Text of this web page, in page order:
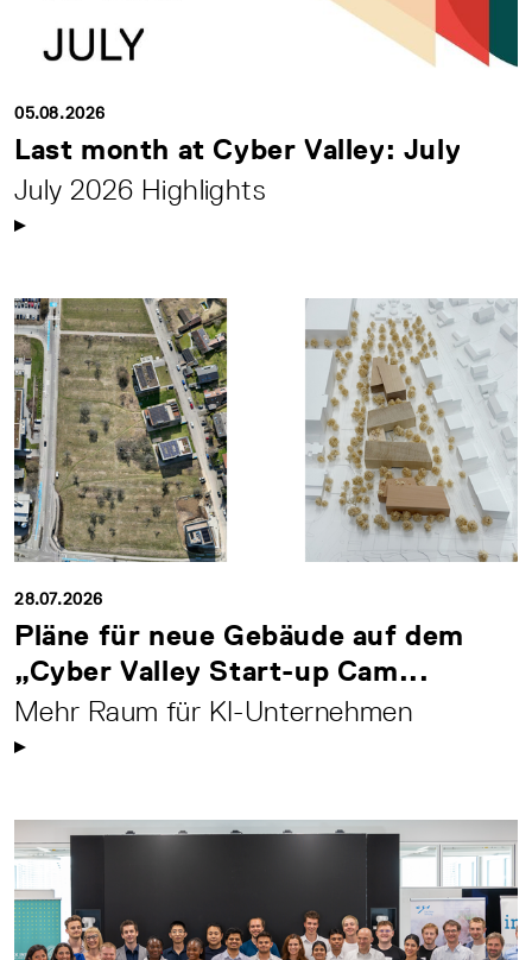
05.08.2026
Last month at Cyber Valley: July
July 2026 Highlights
28.07.2026
Pläne für neue Gebäude auf dem
„Cyber Valley Start-up Cam...
Mehr Raum für KI-Unternehmen